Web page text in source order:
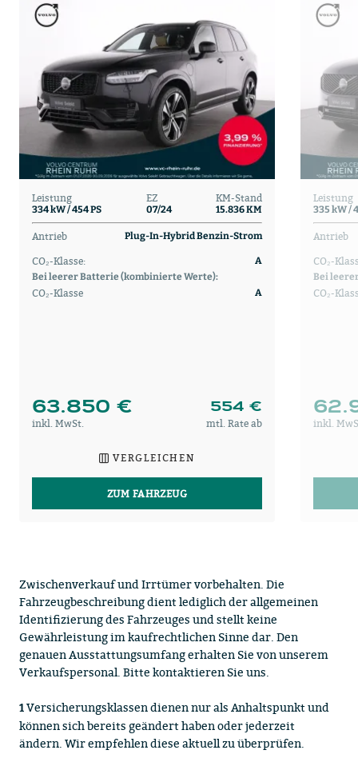
Leistung
334 kW / 454 PS
EZ
07/24
KM-Stand
15.836 KM
Antrieb Plug-In-Hybrid Benzin-Strom
CO₂-Klasse:
A
Bei leerer Batterie (kombinierte Werte):
CO₂-Klasse A
63.850 € 554 €
inkl. MwSt. mtl. Rate ab
VERGLEICHEN
ZUM FAHRZEUG
Leistung
335 kW /
Antrieb
CO₂-
Bei
CO₂-
inkl.
Zwischenverkauf und Irrtümer vorbehalten. Die
Fahrzeugbeschreibung dient lediglich der allgemeinen
Identifizierung des Fahrzeuges und stellt keine
Gewährleistung im kaufrechtlichen Sinne dar. Den
genauen Ausstattungsumfang erhalten Sie von unserem
Verkaufspersonal. Bitte kontaktieren Sie uns.
1Versicherungsklassen dienen nur als Anhaltspunkt und
können sich bereits geändert haben oder jederzeit
ändern. Wir empfehlen diese aktuell zu überprüfen.